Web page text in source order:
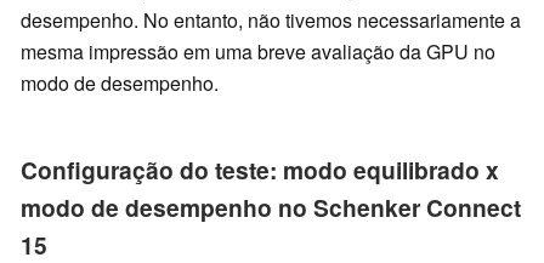
desempenho. No entanto, não tivemos necessariamente a
mesma impressão em uma breve avaliação da GPU no
modo de desempenho.
Configuração do teste: modo equilibrado x
modo de desempenho no Schenker Connect
15